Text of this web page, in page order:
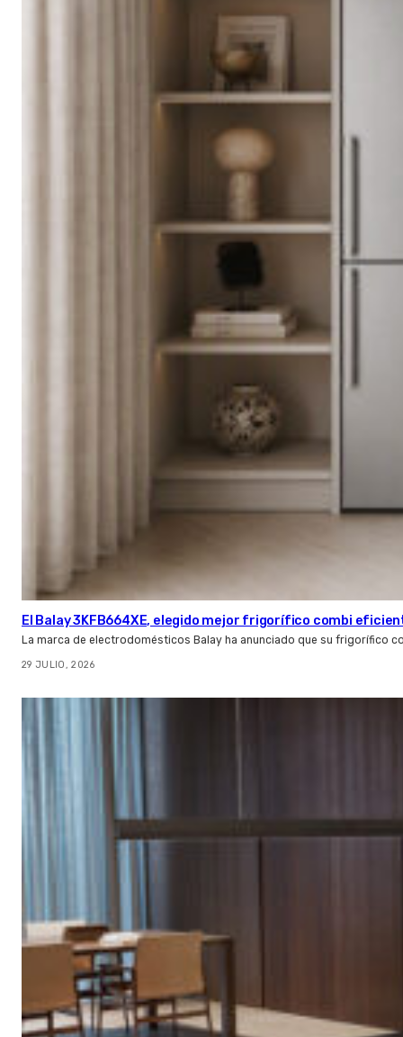
El Balay 3KFB664XE, elegido mejor frigorífico combi
La marca de electrodomésticos Balay ha anunciado que su frigorífico
29 JULIO, 2026